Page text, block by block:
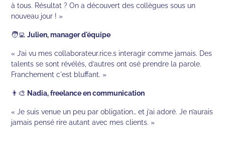
à tous. Résultat ? On a découvert des collègues sous un
nouveau jour ! »
🧑‍💻Julien, manager d'équipe
« J’ai vu mes collaborateur.rice.s interagir comme jamais. Des
talents se sont révélés, d’autres ont osé prendre la parole.
Franchement c'est bluffant. »
👨‍🎨 Nadia, freelance en communication
« Je suis venue un peu par obligation… et j’ai adoré. Je n’aurais
jamais pensé rire autant avec mes clients. »